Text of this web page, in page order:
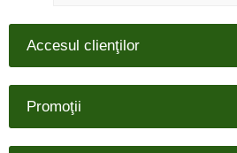
Accesul clienţilor
Promoţii